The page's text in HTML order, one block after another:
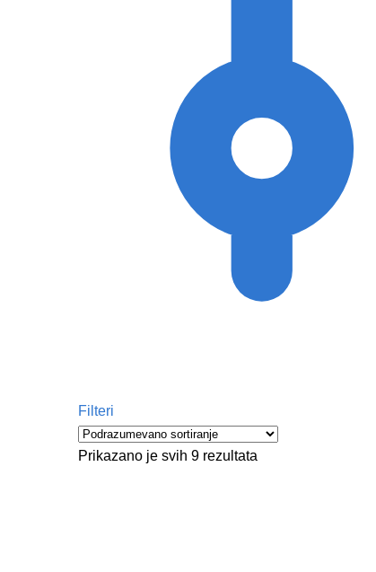
Filteri
Prikazano je svih 9 rezultata